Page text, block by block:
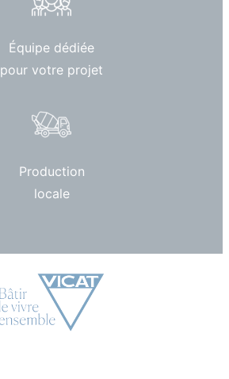
Équipe dédiée
pour votre projet
Production
locale